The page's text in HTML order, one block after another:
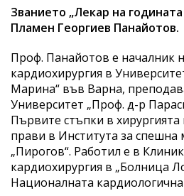
Званието „Лекар на
Пламен Георгиев Панайотов.
Проф. Панайотов е началник
кардиохирургия в
Марина“ във Варна,
Университет „Проф. д-р
Първите стъпки в
прави в Института за
„Пирогов“. Работил е в
кардиохирургия в „Болница
Националната